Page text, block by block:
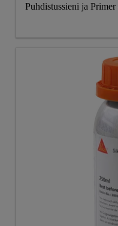
Puhdistussieni ja